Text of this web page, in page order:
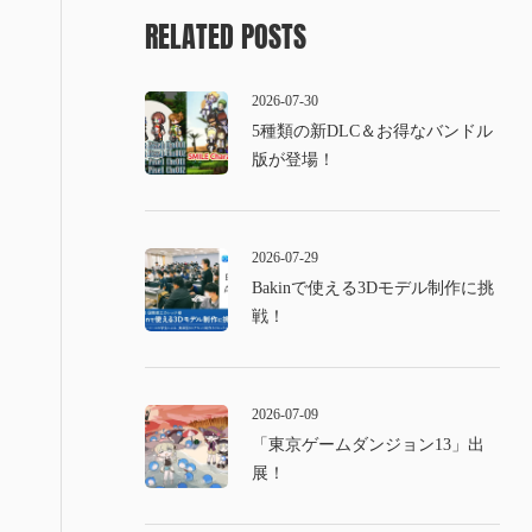
RELATED POSTS
2026-07-30
5種類の新DLC＆お得なバンドル
版が登場！
2026-07-29
Bakinで使える3Dモデル制作に挑
戦！
2026-07-09
「東京ゲームダンジョン13」出
展！